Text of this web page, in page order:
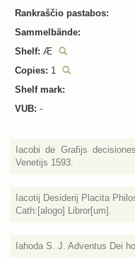
Rankraščio pastabos:
Sammelbände:
Shelf: Æ
Copies: 1
Shelf mark:
VUB: -
Iacobi de Grafijs
Venetijs 1593.
Iacotij Desiderij Placita
Cath:[alogo] Libror[um].
Iahoda S. J. Adventus Dei